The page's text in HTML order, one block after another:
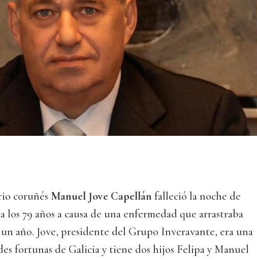
coruñés Manuel Jove Capellán falleció la noche de
los 79 años a causa de una enfermedad que arrastraba
un año. Jove, presidente del Grupo Inveravante, era una
fortunas de Galicia y tiene dos hijos Felipa y Manuel